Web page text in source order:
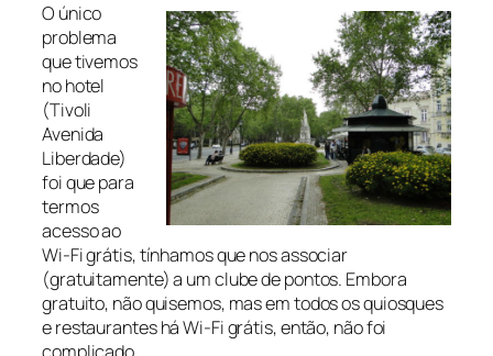
O único
problema
que tivemos
no hotel
(Tivoli
Avenida
Liberdade)
foi que para
termos
acesso ao
Wi-Fi grátis, tínhamos que nos associar
(gratuitamente) a um clube de pontos. Embora
gratuito, não quisemos, mas em todos os quiosques
e restaurantes há Wi-Fi grátis, então, não foi